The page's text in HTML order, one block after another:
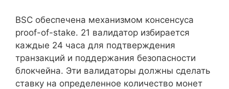
BSC обеспечена механизмом консенсуса
proof-of-stake. 21 валидатор избирается
каждые 24 часа для подтверждения
транзакций и поддержания безопасности
блокчейна. Эти валидаторы должны сделать
ставку на определенное количество монет